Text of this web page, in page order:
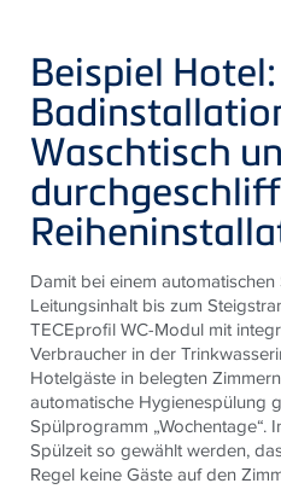
Beispiel Hotel:
Waschtisch
Damit bei einem
Leitungsinhalt bis zum
TECEprofil WC-Modul mit
Verbraucher in der
Hotelgäste in belegten
automatische Hygienespülung
Spülprogramm „Wochentage“.
Spülzeit so gewählt werden,
Regel keine Gäste auf den